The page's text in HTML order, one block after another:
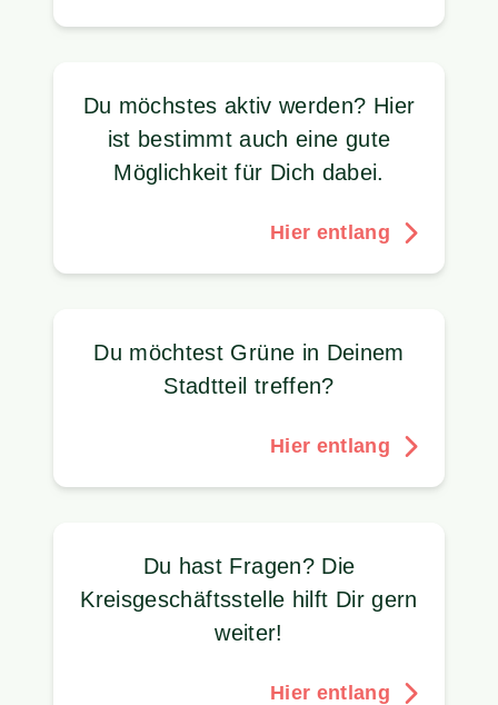
Du möchstes aktiv werden? Hier
ist bestimmt auch eine gute
Möglichkeit für Dich dabei.
Hier entlang
Du möchtest Grüne in Deinem
Stadtteil treffen?
Hier entlang
Du hast Fragen? Die
Kreisgeschäftsstelle hilft Dir gern
weiter!
Hier entlang